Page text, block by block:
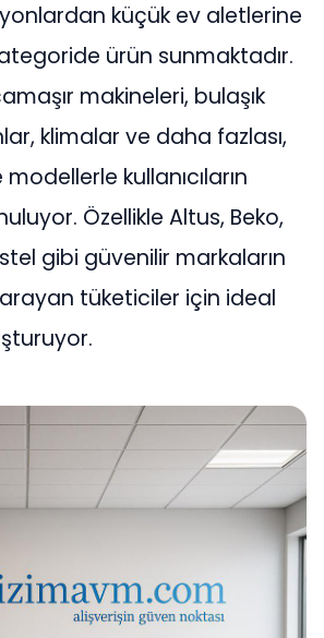
küçük ev aletlerine
ürün sunmaktadır.
makineleri, bulaşık
klimalar ve daha fazlası,
kullanıcıların
Özellikle Altus, Beko,
gibi güvenilir markaların
tüketiciler için ideal